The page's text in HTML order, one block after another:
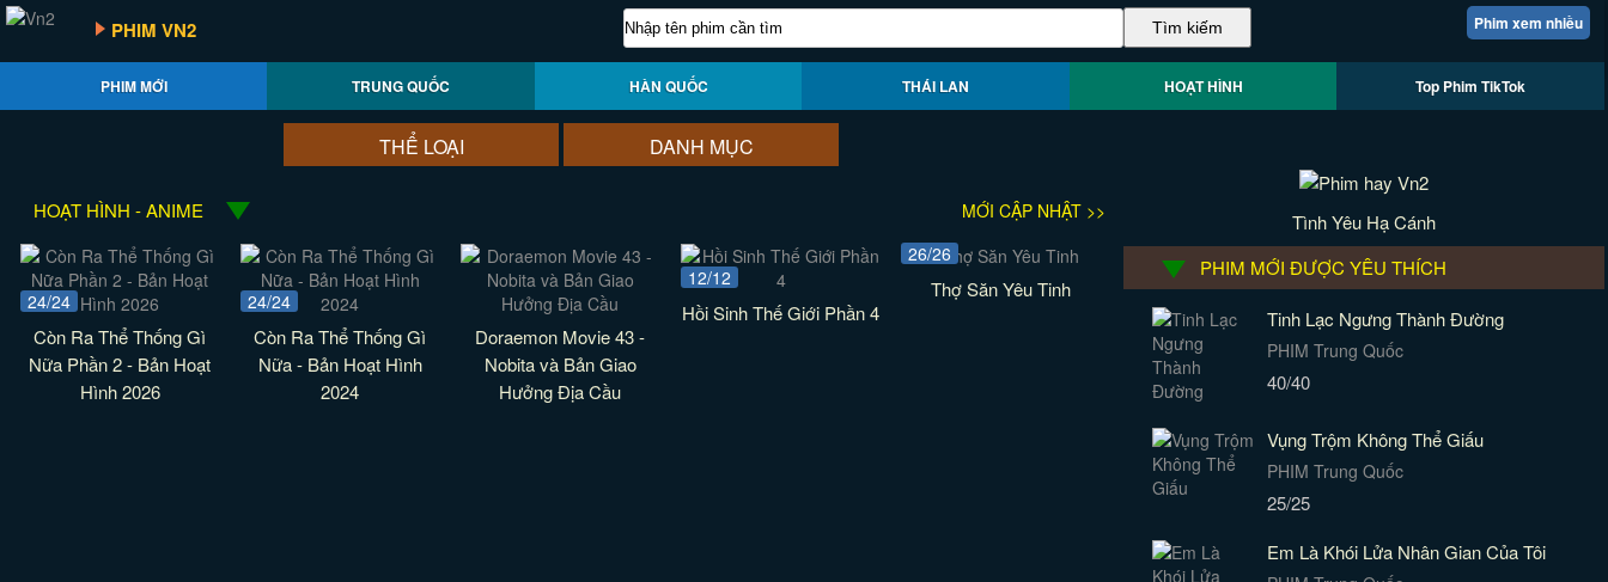
Phim xem nhiều
PHIM VN2
PHIM MỚI TRUNG QUỐC HÀN QUỐC THÁI LAN HOẠT HÌNH Top Phim TikTok
THỂ LOẠI DANH MỤC
HOẠT HÌNH - ANIME MỚI CẬP NHẬT >>
24/24
Còn Ra Thể Thống Gì
Nữa Phần 2 - Bản Hoạt
Hình 2026
24/24
Còn Ra Thể Thống Gì
Nữa - Bản Hoạt Hình
2024
Doraemon Movie 43 -
Nobita và Bản Giao
Hưởng Địa Cầu
12/12
Hồi Sinh Thế Giới Phần 4
26/26
Thợ Săn Yêu Tinh
Tình Yêu Hạ Cánh
PHIM MỚI ĐƯỢC YÊU THÍCH
Tinh Lạc Ngưng Thành Đường
PHIM Trung Quốc
40/40
Vụng Trộm Không Thể Giấu
PHIM Trung Quốc
25/25
Em Là Khói Lửa Nhân Gian Của Tôi